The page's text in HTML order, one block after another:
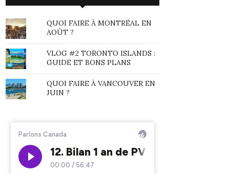
QUOI FAIRE À MONTRÉAL EN
AOÛT ?
VLOG #2 TORONTO ISLANDS :
GUIDE ET BONS PLANS
QUOI FAIRE À VANCOUVER EN
JUIN ?